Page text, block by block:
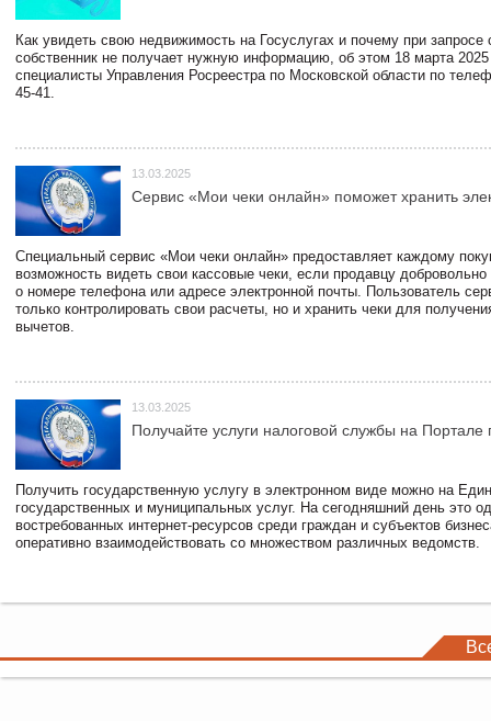
Как увидеть свою недвижимость на Госуслугах и почему при запросе
собственник не получает нужную информацию, об этом 18 марта 2025
специалисты Управления Росреестра по Московской области по
45-41.
13.03.2025
Сервис «Мои чеки онлайн» поможет хранить
Специальный сервис «Мои чеки онлайн» предоставляет каждому
возможность видеть свои кассовые чеки, если продавцу
о номере телефона или адресе электронной почты. Пользователь
только контролировать свои расчеты, но и хранить чеки для
вычетов.
13.03.2025
Получайте услуги налоговой службы на Портале
Получить государственную услугу в электронном виде можно на
государственных и муниципальных услуг. На сегодняшний день это
востребованных интернет-ресурсов среди граждан и субъектов
оперативно взаимодействовать со множеством различных ведомств.